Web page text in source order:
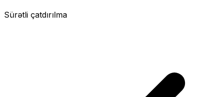
Sürətli çatdırılma